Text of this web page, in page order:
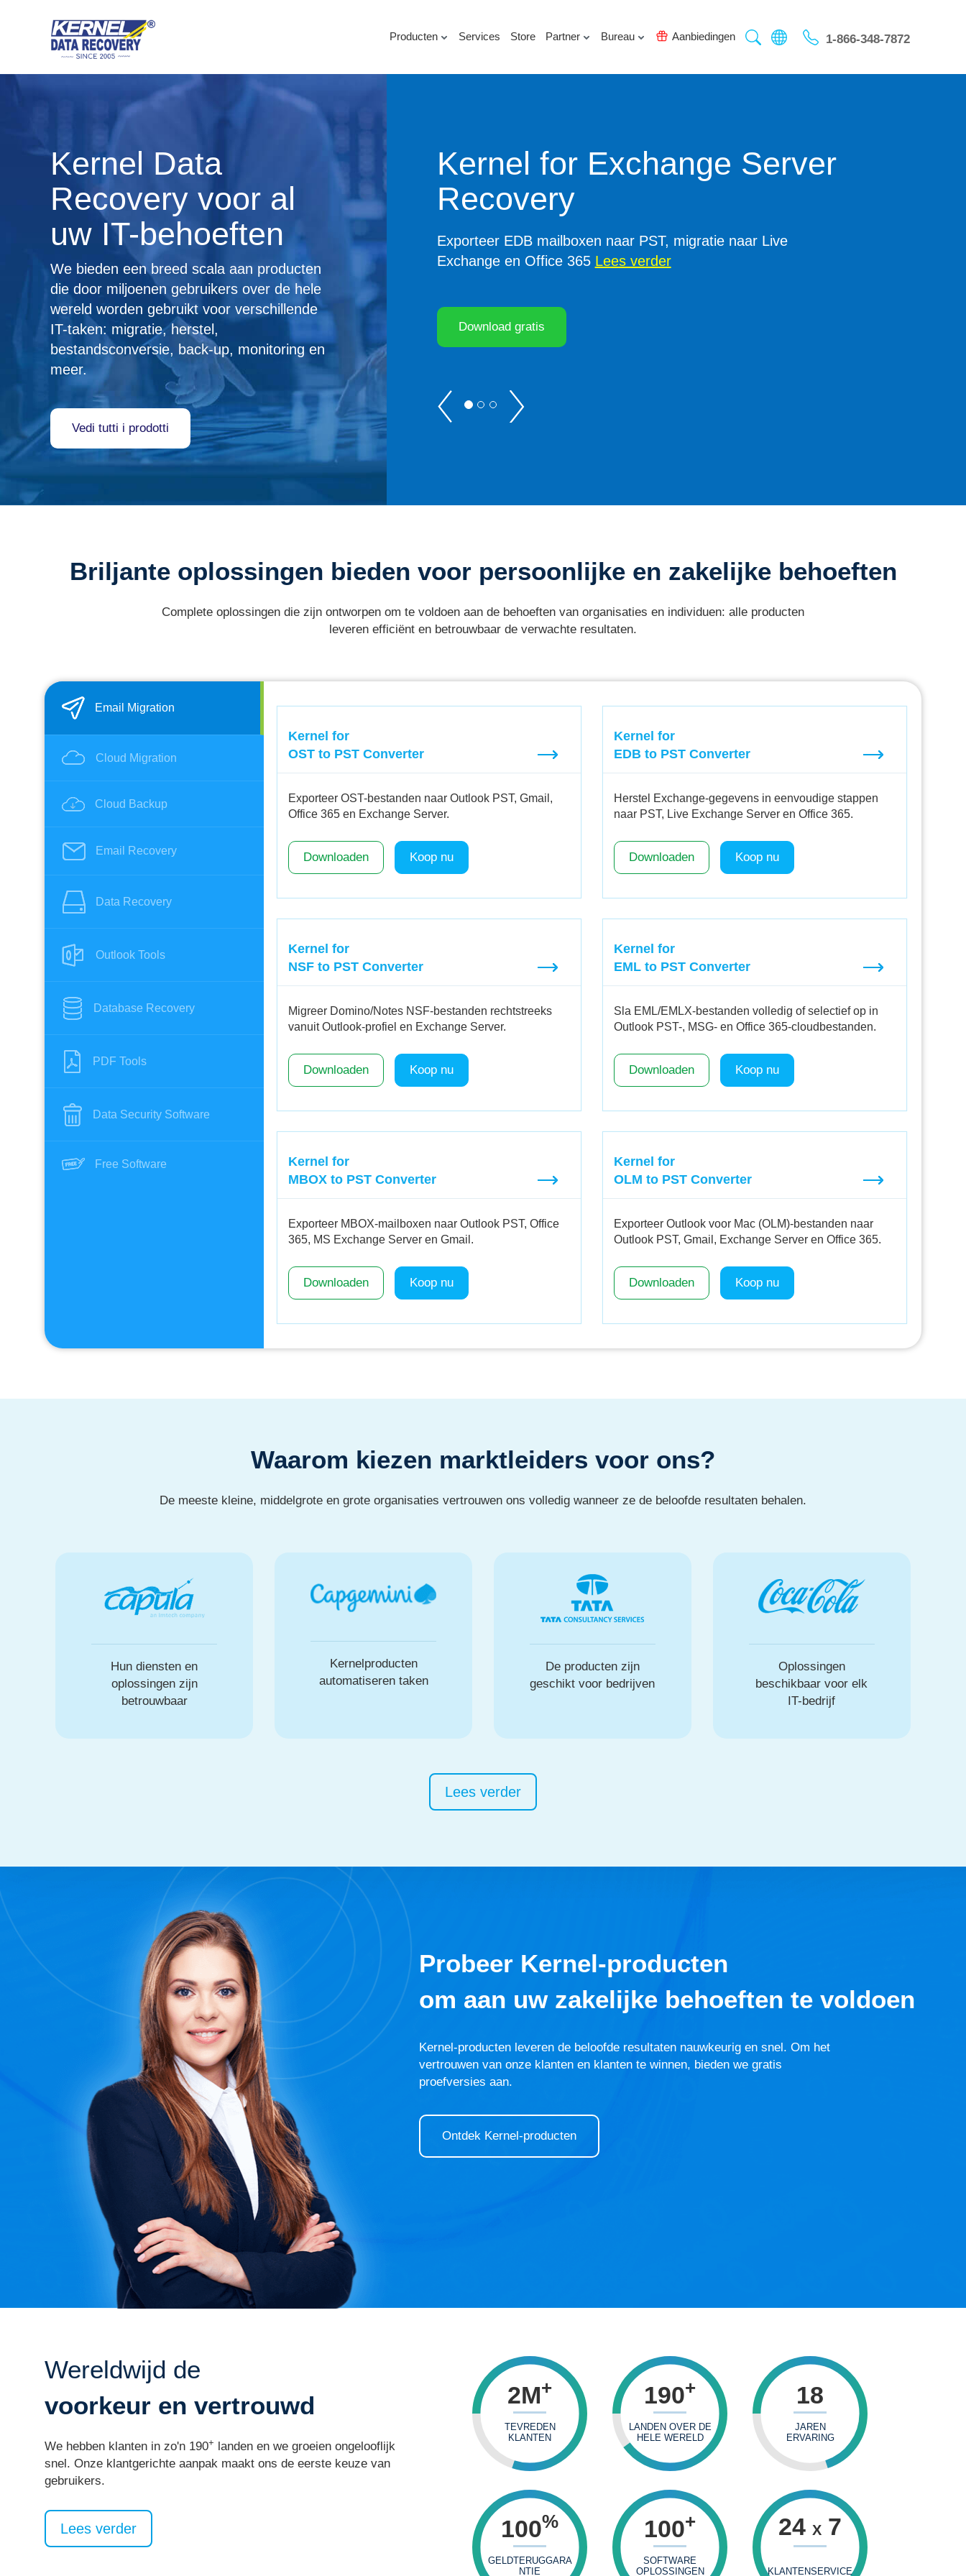
Kernel Data
Recovery voor al
uw IT-behoeften
We bieden een breed scala aan producten
die door miljoenen gebruikers over de hele
wereld worden gebruikt voor verschillende
IT-taken: migratie, herstel,
bestandsconversie, back-up, monitoring en
meer.
Vedi tutti i prodotti
Kernel Migrator for SharePoint
Migreer SharePoint-sites, subsites, lijsten en bibliotheken,
g
Briljante oplossingen bieden voor persoonlijke en zakelijke behoeften
Complete oplossingen die zijn ontworpen om te voldoen aan de behoeften van organisaties en individuen: alle producten
leveren efficiënt en betrouwbaar de verwachte resultaten.
Email Migration
Cloud Migration
Cloud Backup
Email Recovery
Data Recovery
Outlook Tools
Database Recovery
PDF Tools
Data Security Software
Free Software
Kernel for
OST to PST Converter
Exporteer OST-bestanden naar Outlook PST, Gmail,
Office 365 en Exchange Server.
Downloaden Koop nu
Kernel for
EDB to PST Converter
Herstel Exchange-gegevens in eenvoudige stappen
naar PST, Live Exchange Server en Office 365.
Downloaden Koop nu
Kernel for
NSF to PST Converter
Migreer Domino/Notes NSF-bestanden rechtstreeks
vanuit Outlook-profiel en Exchange Server.
Downloaden Koop nu
Kernel for
EML to PST Converter
Sla EML/EMLX-bestanden volledig of selectief op in
Outlook PST-, MSG- en Office 365-cloudbestanden.
Downloaden Koop nu
Kernel for
MBOX to PST Converter
Exporteer MBOX-mailboxen naar Outlook PST, Office
365, MS Exchange Server en Gmail.
Downloaden Koop nu
Kernel for
OLM to PST Converter
Exporteer Outlook voor Mac (OLM)-bestanden naar
Outlook PST, Gmail, Exchange Server en Office 365.
Downloaden Koop nu
Waarom kiezen marktleiders voor ons?
De meeste kleine, middelgrote en grote organisaties vertrouwen ons volledig wanneer ze de beloofde resultaten behalen.
Hun diensten en
oplossingen zijn
betrouwbaar
Kernelproducten
automatiseren taken
De producten zijn
geschikt voor bedrijven
Oplossingen
beschikbaar voor elk
IT-bedrijf
Lees verder
Probeer Kernel-producten
om aan uw zakelijke behoeften te voldoen
Kernel-producten leveren de beloofde resultaten nauwkeurig en snel. Om het
vertrouwen van onze klanten en klanten te winnen, bieden we gratis
proefversies aan.
Ontdek Kernel-producten
Wereldwijd de
voorkeur en vertrouwd
We hebben klanten in zo'n 190+ landen en we groeien ongelooflijk
snel. Onze klantgerichte aanpak maakt ons de eerste keuze van
gebruikers.
Lees verder
2M+
TEVREDEN
KLANTEN
190+
LANDEN OVER DE
HELE WERELD
18
JAREN
ERVARING
100%
GELDTERUGGARA
NTIE
100+
SOFTWARE
OPLOSSINGEN
24 X 7
KLANTENSERVICE
Producten Services Store Partner Bureau Aanbiedingen 1-866-348-7872